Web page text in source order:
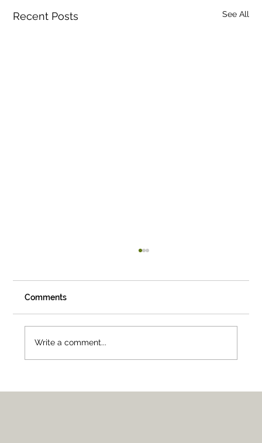
Recent Posts See All
Comments
Write a comment...